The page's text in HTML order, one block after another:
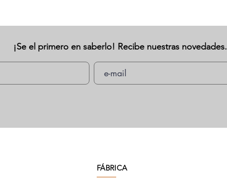
¡Se el primero en saberlo! Recibe nuestras novedades.
FÁBRICA